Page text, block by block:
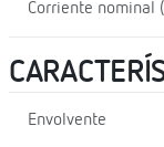
Corriente nominal
Envolvente